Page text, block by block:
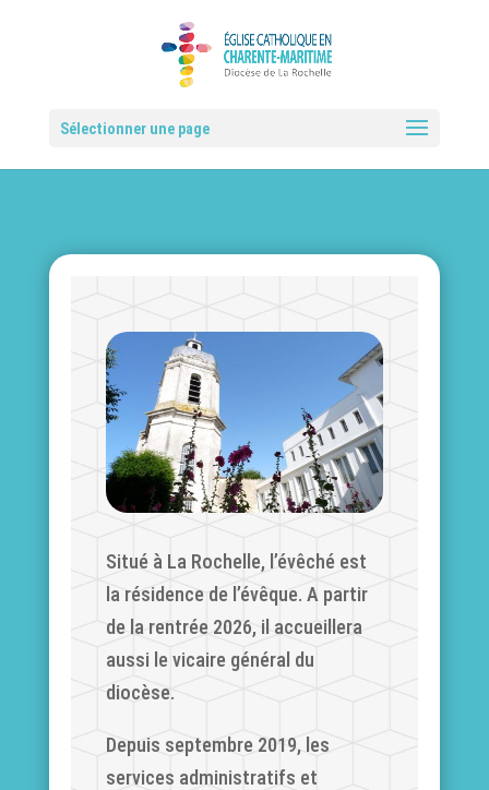
Sélectionner une page
Situé à La Rochelle, l’évêché est
la résidence de l’évêque. A partir
de la rentrée 2026, il accueillera
aussi le vicaire général du
diocèse.
Depuis septembre 2019, les
services administratifs et